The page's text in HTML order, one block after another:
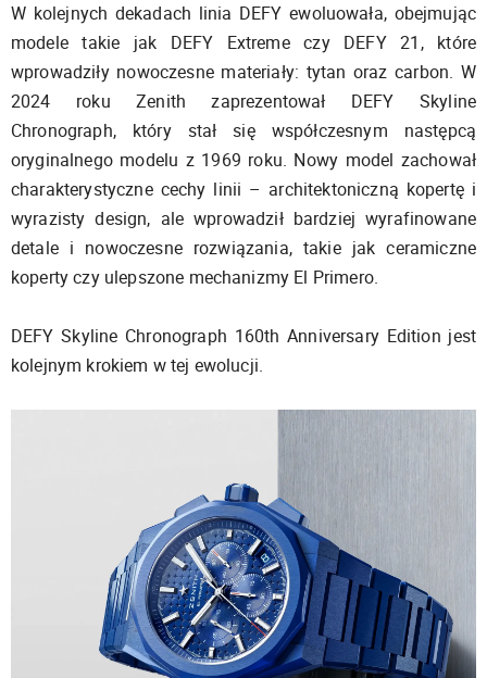
W kolejnych dekadach linia DEFY ewoluowała, obejmując
modele takie jak DEFY Extreme czy DEFY 21, które
wprowadziły nowoczesne materiały: tytan oraz carbon. W
2024 roku Zenith zaprezentował DEFY Skyline
Chronograph, który stał się współczesnym następcą
oryginalnego modelu z 1969 roku. Nowy model zachował
charakterystyczne cechy linii – architektoniczną kopertę i
wyrazisty design, ale wprowadził bardziej wyrafinowane
detale i nowoczesne rozwiązania, takie jak ceramiczne
koperty czy ulepszone mechanizmy El Primero.
DEFY Skyline Chronograph 160th Anniversary Edition jest
kolejnym krokiem w tej ewolucji.